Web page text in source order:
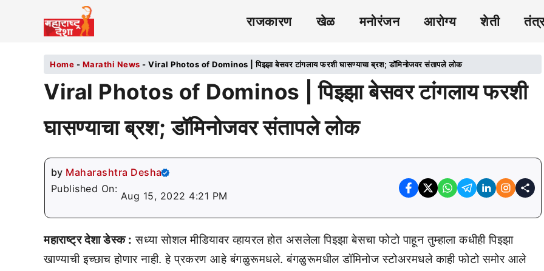
राजकारण खेळ मनोरंजन आरोग्य शेती
Home - Marathi News - Viral Photos of Dominos | पिझ्झा बेसवर टांगलाय फरशी घासण्याचा ब्रश; डॉमिनोजवर संतापले लोक
Viral Photos of Dominos | पिझ्झा बेसवर टांगलाय फरशी
घासण्याचा ब्रश; डॉमिनोजवर संतापले लोक
by Maharashtra Desha
Published On:
Aug 15, 2022 4:21 PM
महाराष्ट्र देशा डेस्क : सध्या सोशल मीडियावर व्हायरल होत असलेला पिझ्झा बेसचा फोटो पाहून तुम्हाला कधीही पिझ्झा
खाण्याची इच्छाच होणार नाही. हे प्रकरण आहे बंगळुरूमधले. बंगळुरूमधील डॉमिनोज स्टोअरमधले काही फोटो समोर आले